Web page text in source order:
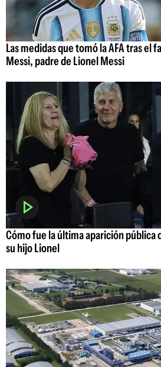
Las medidas que tomó la AFA tras el
Messi, padre de Lionel Messi
Cómo fue la última aparición pública
su hijo Lionel